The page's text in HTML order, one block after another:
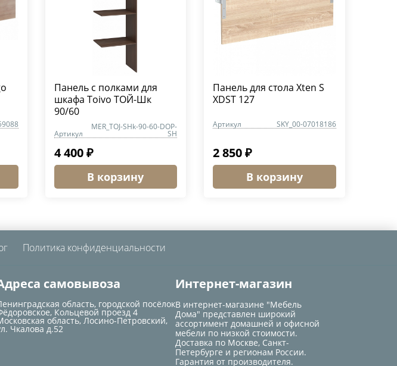
Панель с полками для
шкафа Toivo ТОЙ-Шк
90/60
Артикул
MER_TOJ-SHk-90-60-DOP-
SH
4 400 ₽
В корзину
Панель для стола Xten S
XDST 127
Артикул SKY_00-07018186
2 850 ₽
В корзину
Политика конфиденциальности
самовывоза
область, городской посёлок
Кольцевой проезд 4
область, Лосино-Петровский,
Чкалова д.52
Интернет-магазин
В интернет-магазине "Мебель
Дома" представлен широкий
ассортимент домашней и офисной
мебели по низкой стоимости.
Доставка по Москве, Санкт-
Петербурге и регионам России.
Гарантия от производителя.